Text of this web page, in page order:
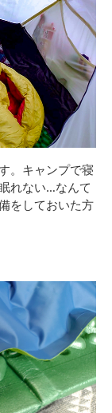
。キャンプで寝
れない…なんて
をしておいた方